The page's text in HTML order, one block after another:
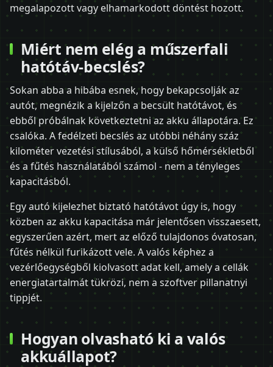
megalapozott vagy elhamarkodott döntést hozott.
Miért nem elég a műszerfali
hatótáv-becslés?
Sokan abba a hibába esnek, hogy bekapcsolják az
autót, megnézik a kijelzőn a becsült hatótávot, és
ebből próbálnak következtetni az akku állapotára. Ez
csalóka. A fedélzeti becslés az utóbbi néhány száz
kilométer vezetési stílusából, a külső hőmérsékletből
és a fűtés használatából számol - nem a tényleges
kapacitásból.
Egy autó kijelezhet biztató hatótávot úgy is, hogy
közben az akku kapacitása már jelentősen visszaesett,
egyszerűen azért, mert az előző tulajdonos óvatosan,
fűtés nélkül furikázott vele. A valós képhez a
vezérlőegységből kiolvasott adat kell, amely a cellák
energiatartalmát tükrözi, nem a szoftver pillanatnyi
tippjét.
Hogyan olvasható ki a valós
akkuállapot?